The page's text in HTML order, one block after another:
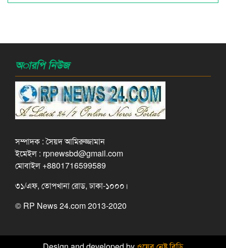
অারপি নিউজ
সম্পাদক : সৈয়দ আমিরুজ্জামান
ইমেইল : rpnewsbd@gmail.com
মোবাইল +8801716599589
৩১/এফ, তোপখানা রোড, ঢাকা-১০০০।
© RP News 24.com 2013-2020